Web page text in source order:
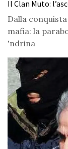
Il Clan Muto:
Dalla
mafia: la
'ndrina